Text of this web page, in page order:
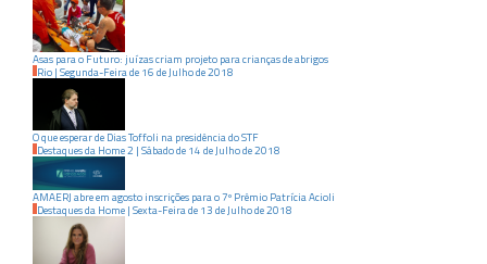
Asas para o Futuro: juízas criam projeto para crianças de abrigos
Rio | Segunda-Feirade 16 de Julhode2018
O que esperar de Dias Toffoli na presidência do STF
Destaques da Home 2 | Sábadode 14 de Julhode2018
AMAERJ abre em agosto inscrições para o 7º Prêmio Patrícia Acioli
Destaques da Home | Sexta-Feirade 13 de Julhode2018